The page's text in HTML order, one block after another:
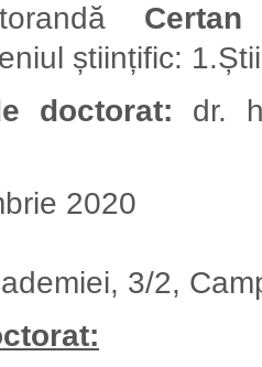
Certan
științific:
doctorat: dr.
2020
3/2,